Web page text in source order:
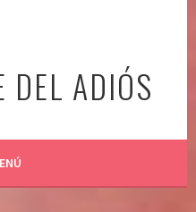
DEL ADIÓS